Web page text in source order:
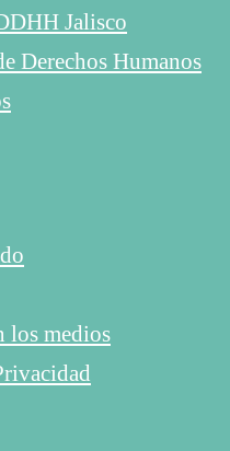
Jalisco
Derechos Humanos
los medios